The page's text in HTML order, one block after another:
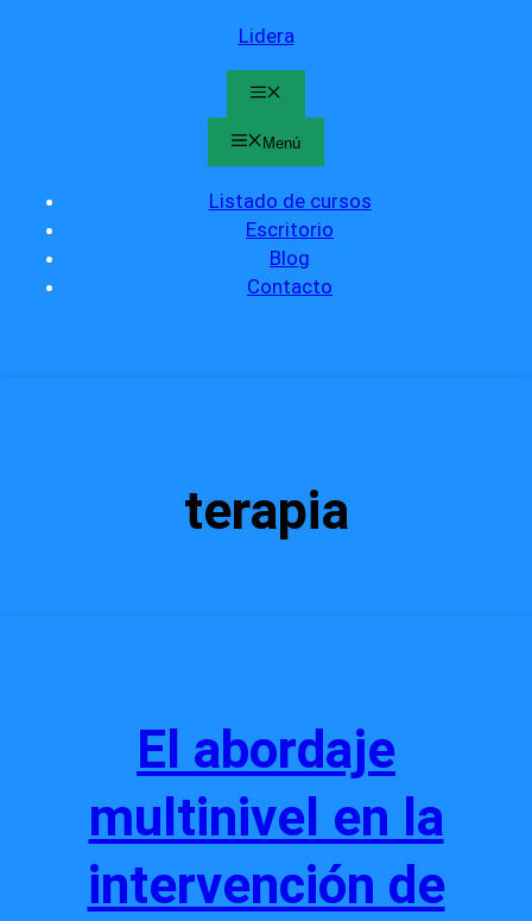
Lidera
Menú
Listado de cursos
Escritorio
Blog
Contacto
terapia
El abordaje
multinivel en la
intervención de